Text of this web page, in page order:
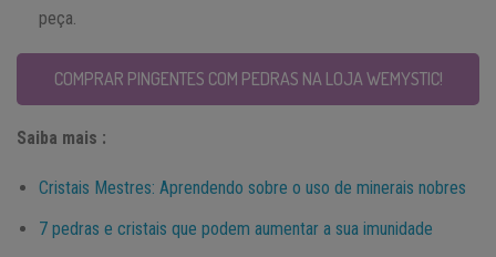
peça.
COMPRAR PINGENTES COM PEDRAS NA LOJA WEMYSTIC!
Saiba mais :
Cristais Mestres: Aprendendo sobre o uso de minerais nobres
7 pedras e cristais que podem aumentar a sua imunidade